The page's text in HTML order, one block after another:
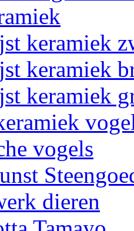
keramiek
keramiek
keramiek
vogels
dieren